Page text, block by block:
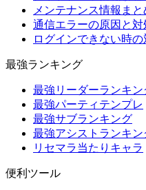
メンテナンス情報まと
通信エラーの原因と対
ログインできない時
最強ランキング
最強リーダーランキン
最強パーティテンプレ
最強サブランキング
最強アシストランキン
リセマラ当たりキャラ
便利ツール